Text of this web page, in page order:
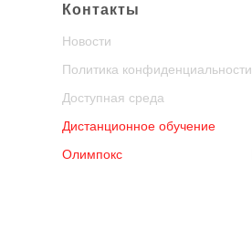
Контакты
Новости
Политика конфиденциальности
Доступная среда
Дистанционное обучение
Олимпокс